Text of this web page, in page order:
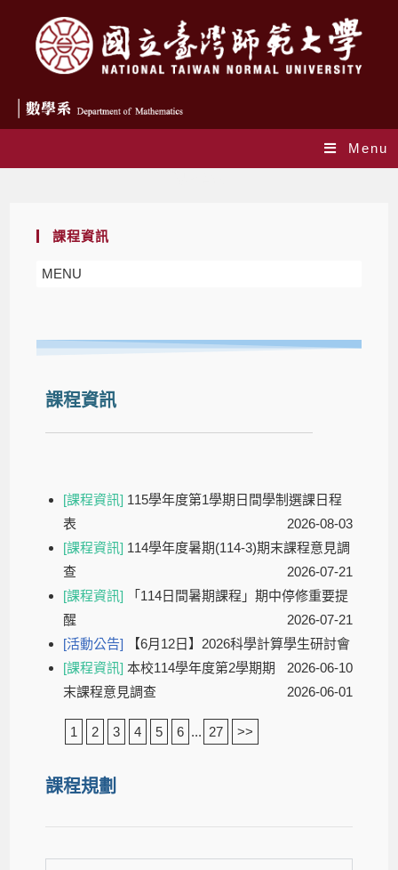
Menu
課程資訊
MENU
課程資訊
[課程資訊] 115學年度第1學期日間學制選課日程
表
2026-08-03
[課程資訊] 114學年度暑期(114-3)期末課程意見調
查
2026-07-21
[課程資訊]
「114日間暑期課程」期中停修重要提
醒
2026-07-21
[活動公告]
【6月12日】2026科學計算學生研討會
2026-06-10
[課程資訊]本校114學年度第2學期期
末課程意見調查
2026-06-01
1 2 3 4 5 6 ... 27 >>
課程規劃